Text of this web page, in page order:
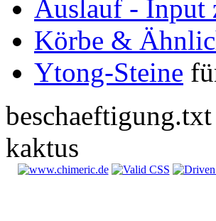
Auslauf - Input
Körbe &
Ytong-Steine
kaktus